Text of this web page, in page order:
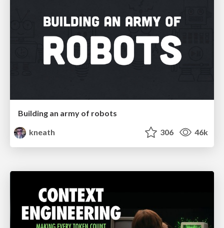
Building an army of robots
kneath
306 46k